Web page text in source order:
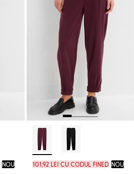
nou 101,92 lei cu codul FINED nou